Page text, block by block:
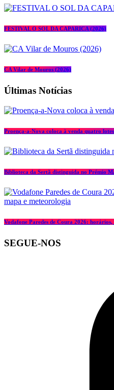
FESTIVAL O SOL DA CAPARICA (2026)
CA Vilar de Mouros (2026)
Últimas Notícias
Proença-a-Nova coloca à venda quatro
Biblioteca da Sertã distinguida no Prémio
Vodafone Paredes de Coura 2026:
SEGUE-NOS